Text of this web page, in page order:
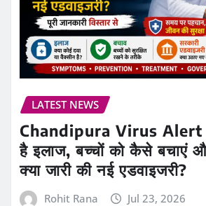
LATEST NEWS
Chandipura Virus Alert
है इलाज, बच्चों को कैसे बचाएं
क्या जारी की नई एडवाइजरी?
Rohit Rana Jul 23, 2026